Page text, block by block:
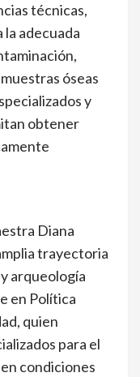
técnicas,
adecuada
óseas
y
obtener
Diana
trayectoria
arqueología
en Política
quien
para el
condiciones